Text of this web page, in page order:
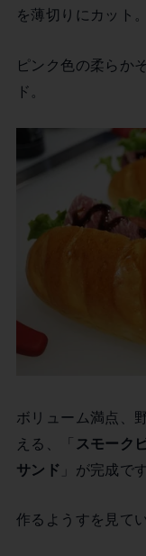
を薄切りにカット。
ピンク色の柔らか
ド。
ボリューム満点、
える、「 スモーク
サンド 」が完成で
作るようすを見て